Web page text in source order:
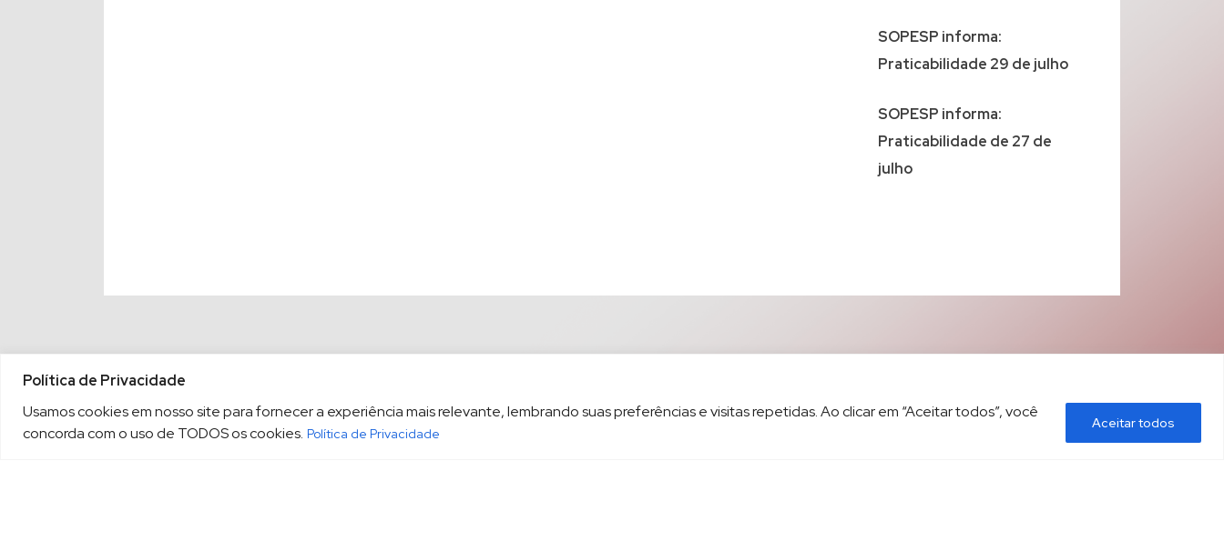
Política de Privacidade
Usamos cookies em nosso site para fornecer a experiência mais relevante, lembrando suas preferências e visitas repetidas. Ao clicar em “Aceitar todos”, você
concorda com o uso de TODOS os cookies. Política de Privacidade
Aceitar todos
SOPESP informa:
Praticabilidade 29 de julho
SOPESP informa:
Praticabilidade de 27 de
julho